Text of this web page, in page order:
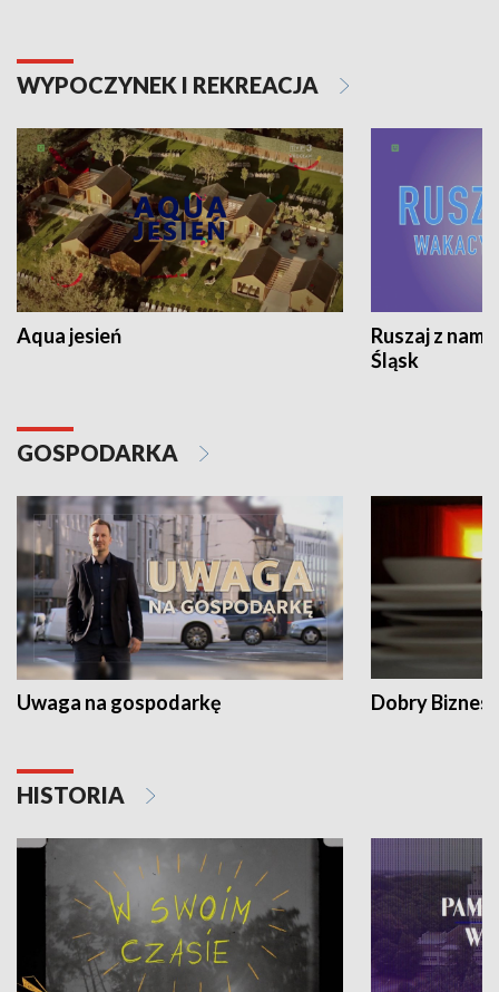
WYPOCZYNEK I REKREACJA
Aqua jesień
Ruszaj z
Śląsk
GOSPODARKA
Uwaga na gospodarkę Dobry Biznes
HISTORIA